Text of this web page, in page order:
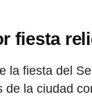
fiesta
la fiesta del
la ciudad